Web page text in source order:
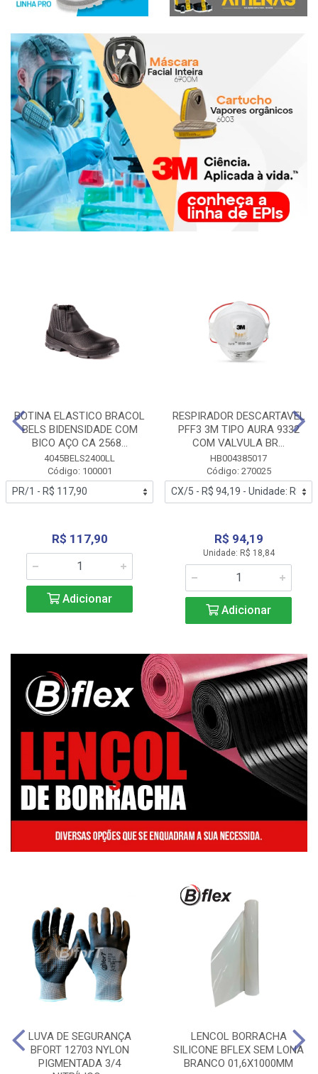
BOTINA ELASTICO BRACOL
BELS BIDENSIDADE COM
BICO AÇO CA 2568...
4045BELS2400LL
Código: 100001
R$ 117,90
Adicionar
RESPIRADOR DESCARTAVEL
PFF3 3M TIPO AURA 9332
COM VALVULA BR...
HB004385017
Código: 270025
R$ 94,19
Unidade: R$ 18,84
Adicionar
LUVA DE SEGURANÇA
BFORT 12703 NYLON
PIGMENTADA 3/4
LENCOL BORRACHA
SILICONE BFLEX SEM LONA
BRANCO 01,6X1000MM